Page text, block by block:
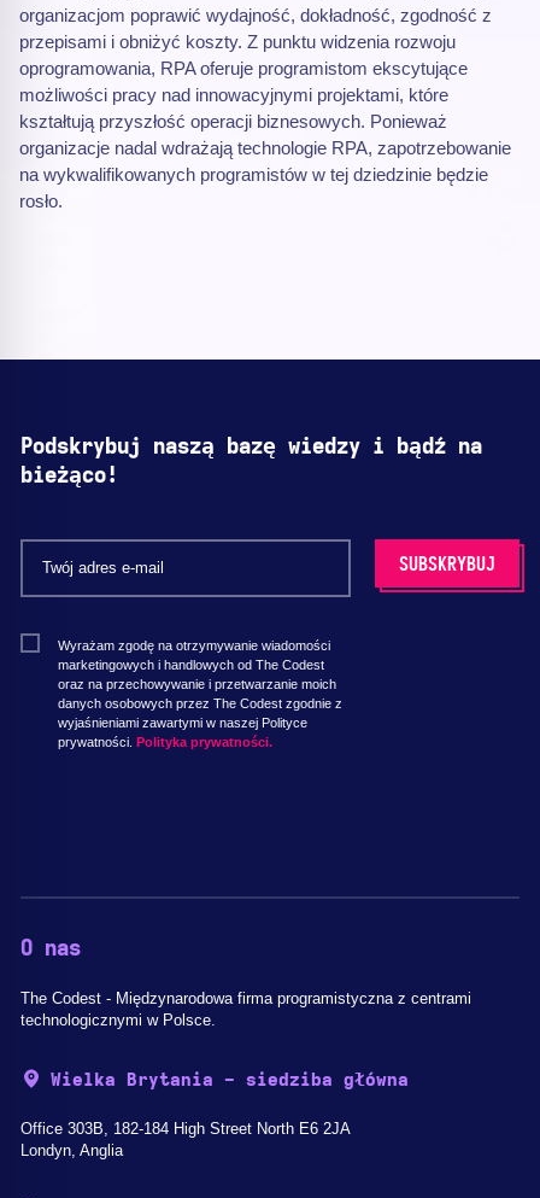
organizacjom poprawić wydajność, dokładność, zgodność z
przepisami i obniżyć koszty. Z punktu widzenia rozwoju
oprogramowania, RPA oferuje programistom ekscytujące
możliwości pracy nad innowacyjnymi projektami, które
kształtują przyszłość operacji biznesowych. Ponieważ
organizacje nadal wdrażają technologie RPA, zapotrzebowanie
na wykwalifikowanych programistów w tej dziedzinie będzie
rosło.
Podskrybuj naszą bazę wiedzy i bądź na
bieżąco!
Wyrażam zgodę na otrzymywanie wiadomości
marketingowych i handlowych od The Codest
oraz na przechowywanie i przetwarzanie moich
danych osobowych przez The Codest zgodnie z
wyjaśnieniami zawartymi w naszej Polityce
prywatności. Polityka prywatności.
O nas
The Codest - Międzynarodowa firma programistyczna z centrami
technologicznymi w Polsce.
Wielka Brytania - siedziba główna
Office 303B, 182-184 High Street North E6 2JA
Londyn, Anglia